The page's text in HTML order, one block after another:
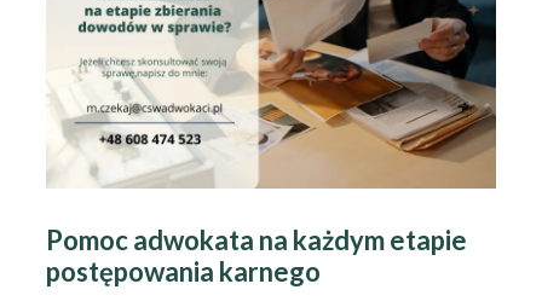
Pomoc adwokata na każdym etapie
postępowania karnego